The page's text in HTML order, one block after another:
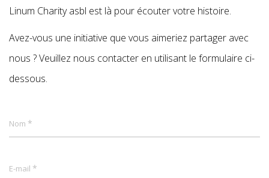
Linum Charity asbl est là pour écouter votre histoire.
Avez-vous une initiative que vous aimeriez partager avec
nous ? Veuillez nous contacter en utilisant le formulaire ci-
dessous.
Nom *
E-mail *